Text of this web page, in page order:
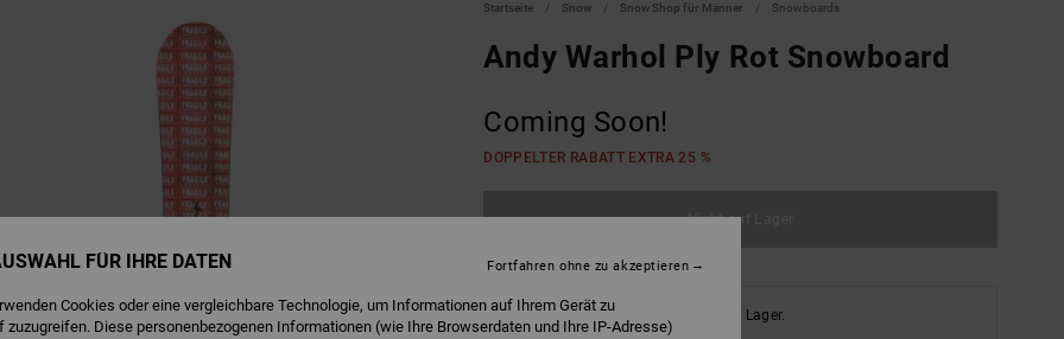
Startseite Snow Snow Shop für Männer Snowboards
Andy Warhol Ply Rot Snowboard
Coming Soon!
DOPPELTER RABATT EXTRA 25 %
Nicht auf Lager
Dieses Produkt ist derzeit nicht auf Lager.
FÜR IHRE DATEN
Cookies oder eine vergleichbare Technologie, um Informationen auf Ihrem Gerät zu
Diese personenbezogenen Informationen (wie Ihre Browserdaten und Ihre IP-Adresse)
Fortfahren ohne zu akzeptieren